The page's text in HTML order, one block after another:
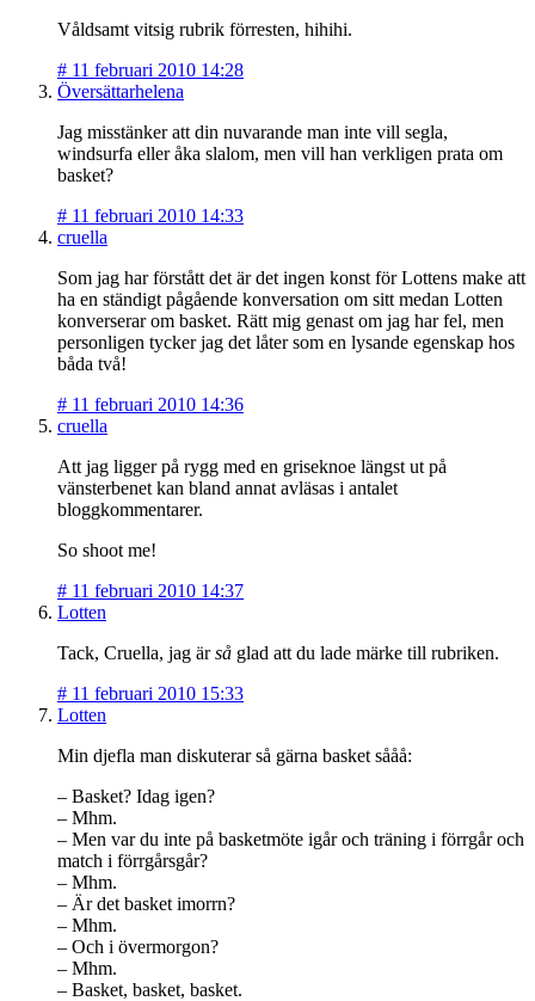
Våldsamt vitsig rubrik förresten, hihihi.
# 11 februari 2010 14:28
Översättarhelena
Jag misstänker att din nuvarande man inte vill segla,
windsurfa eller åka slalom, men vill han verkligen prata om
basket?
# 11 februari 2010 14:33
cruella
Som jag har förstått det är det ingen konst för Lottens make att
ha en ständigt pågående konversation om sitt medan Lotten
konverserar om basket. Rätt mig genast om jag har fel, men
personligen tycker jag det låter som en lysande egenskap hos
båda två!
# 11 februari 2010 14:36
cruella
Att jag ligger på rygg med en griseknoe längst ut på
vänsterbenet kan bland annat avläsas i antalet
bloggkommentarer.
So shoot me!
# 11 februari 2010 14:37
Lotten
Tack, Cruella, jag ärså glad att du lade märke till rubriken.
# 11 februari 2010 15:33
Lotten
Min djefla man diskuterar så gärna basket sååå:
– Basket? Idag igen?
– Mhm.
– Men var du inte på basketmöte igår och träning i förrgår och
match i förrgårsgår?
– Mhm.
– Är det basket imorrn?
– Mhm.
– Och i övermorgon?
– Mhm.
– Basket, basket, basket.